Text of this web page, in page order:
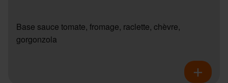
Base sauce tomate, fromage, raclette, chèvre,
gorgonzola